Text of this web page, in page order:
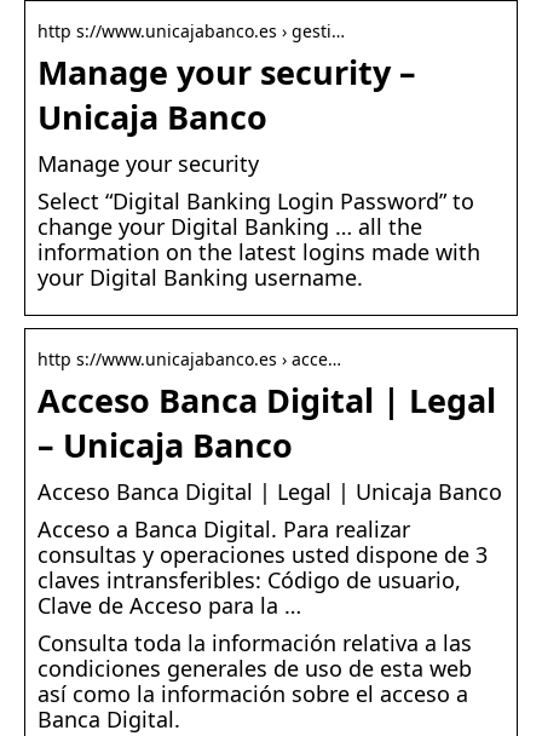
http s://www.unicajabanco.es › gesti…
Manage your security –
Unicaja Banco
Manage your security
Select “Digital Banking Login Password” to
change your Digital Banking … all the
information on the latest logins made with
your Digital Banking username.
http s://www.unicajabanco.es › acce…
Acceso Banca Digital | Legal
– Unicaja Banco
Acceso Banca Digital | Legal | Unicaja Banco
Acceso a Banca Digital. Para realizar
consultas y operaciones usted dispone de 3
claves intransferibles: Código de usuario,
Clave de Acceso para la …
Consulta toda la información relativa a las
condiciones generales de uso de esta web
así como la información sobre el acceso a
Banca Digital.